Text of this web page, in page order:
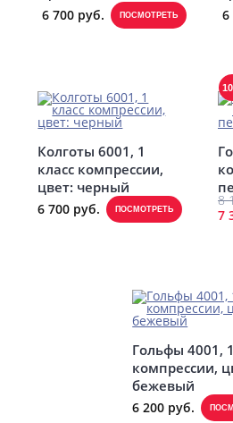
6 700 руб. ПОСМОТРЕТЬ 6
Колготы 6001, 1
класс компрессии,
цвет: черный
6 700 руб. ПОСМОТРЕТЬ
8
7
Гольфы 4001,
компрессии,
бежевый
6 200 руб.